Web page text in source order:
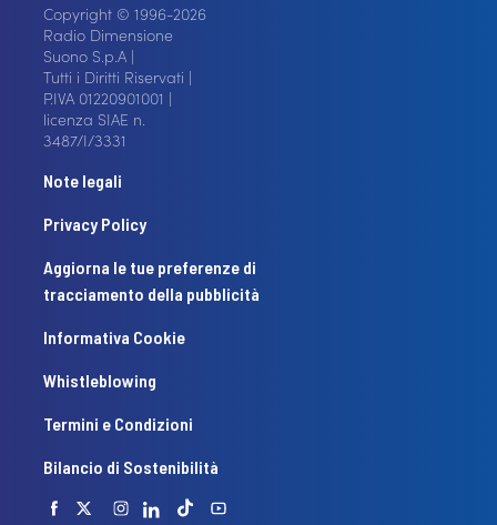
Copyright © 1996-2026
Radio Dimensione
Suono S.p.A |
Tutti i Diritti Riservati |
P.IVA 01220901001 |
licenza SIAE n.
3487/I/3331
Note legali
Privacy Policy
Aggiorna le tue preferenze di
tracciamento della pubblicità
Informativa Cookie
Whistleblowing
Termini e Condizioni
Bilancio di Sostenibilità